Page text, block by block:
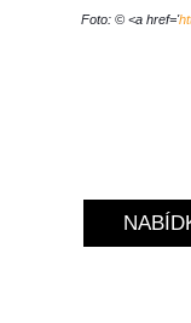
Foto: © <a href='